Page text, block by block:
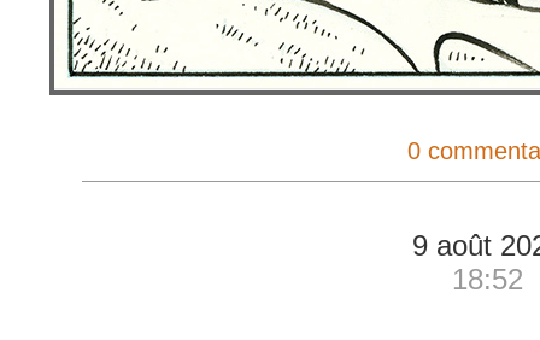
0
9 août
18:52